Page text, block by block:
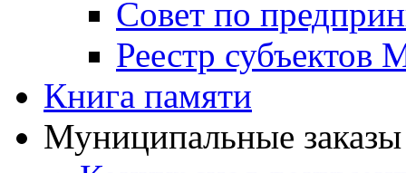
Совет по
Реестр
Книга памяти
Муниципальные